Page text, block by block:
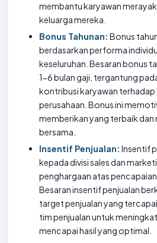
membantu karyawan
keluarga mereka.
Bonus Tahunan: Bonus
berdasarkan performa
keseluruhan. Besaran bonus
1-6 bulan gaji, tergantung
kontribusi karyawan terhadap
perusahaan. Bonus ini
memberikan yang terbaik dan
bersama.
Insentif Penjualan: Insentif
kepada divisi sales dan
penghargaan atas
Besaran insentif penjualan
target penjualan yang
tim penjualan untuk
mencapai hasil yang optimal.